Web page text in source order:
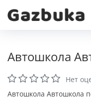
Автошкола
Нет
Автошкола Автошкола